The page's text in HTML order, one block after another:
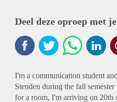
Deel deze oproep met
I'm a communication student
Stenden during the fall
for a room, I'm arriving on 20th